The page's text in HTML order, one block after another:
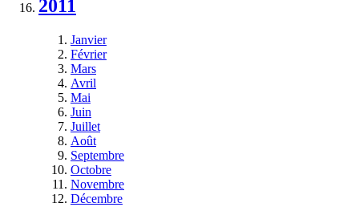
2011
Janvier
Février
Mars
Avril
Mai
Juin
Juillet
Août
Septembre
Octobre
Novembre
Décembre